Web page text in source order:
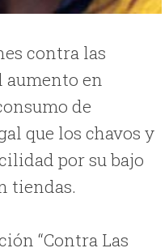
contra las
en
de
que los chavos y
por su bajo
tiendas.
“Contra Las